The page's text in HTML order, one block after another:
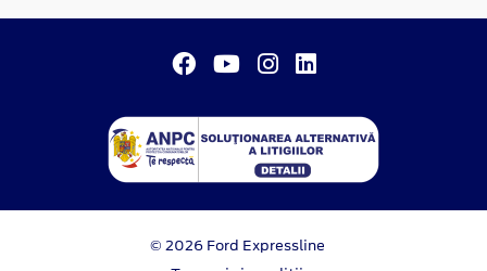
© 2026 Ford Expressline